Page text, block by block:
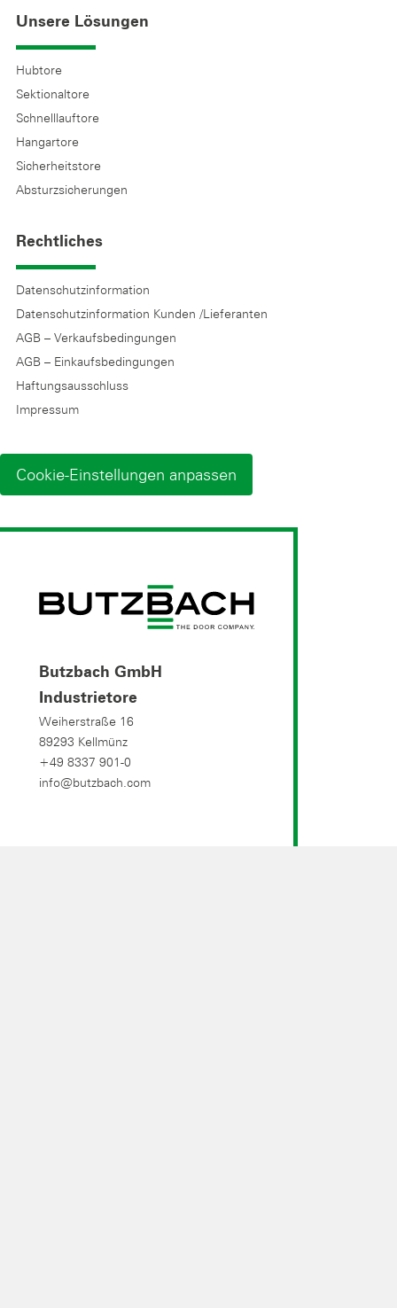
Butzbach GmbH
Industrietore
Weiherstraße 16
89293 Kellmünz
+49 8337 901-0
info@butzbach.com
Unsere Lösungen
Hubtore
Sektionaltore
Schnelllauftore
Hangartore
Sicherheitstore
Absturzsicherungen
Rechtliches
Datenschutzinformation
Datenschutzinformation Kunden /Lieferanten
AGB – Verkaufsbedingungen
AGB – Einkaufsbedingungen
Haftungsausschluss
Impressum
Cookie-Einstellungen anpassen